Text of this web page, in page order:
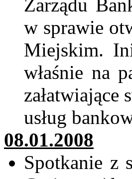
Zarządu
w sprawie
Miejskim.
właśnie na
załatwiające
usług
08.01.2008
Spotkanie z